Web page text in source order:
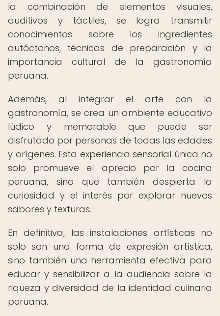
la combinación de elementos visuales,
auditivos y táctiles, se logra transmitir
conocimientos sobre los ingredientes
autóctonos, técnicas de preparación y la
importancia cultural de la gastronomía
peruana.
Además, al integrar el arte con la
gastronomía, se crea un ambiente educativo
lúdico y memorable que puede ser
disfrutado por personas de todas las edades
y orígenes. Esta experiencia sensorial única no
solo promueve el aprecio por la cocina
peruana, sino que también despierta la
curiosidad y el interés por explorar nuevos
sabores y texturas.
En definitiva, las instalaciones artísticas no
solo son una forma de expresión artística,
sino también una herramienta efectiva para
educar y sensibilizar a la audiencia sobre la
riqueza y diversidad de la identidad culinaria
peruana.